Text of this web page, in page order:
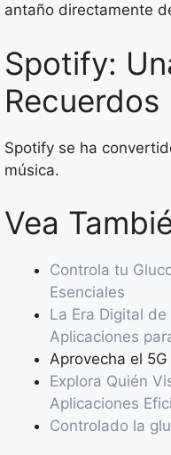
antaño directamente
Spotify:
Recuerdos
Spotify se ha
música.
Vea
Controla tu
Esenciales
La Era Digital
Aplicaciones
Aprovecha el 5G
Explora Quién
Aplicaciones
Controlado la